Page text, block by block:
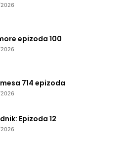
epizoda 100
714 epizoda
Epizoda 12